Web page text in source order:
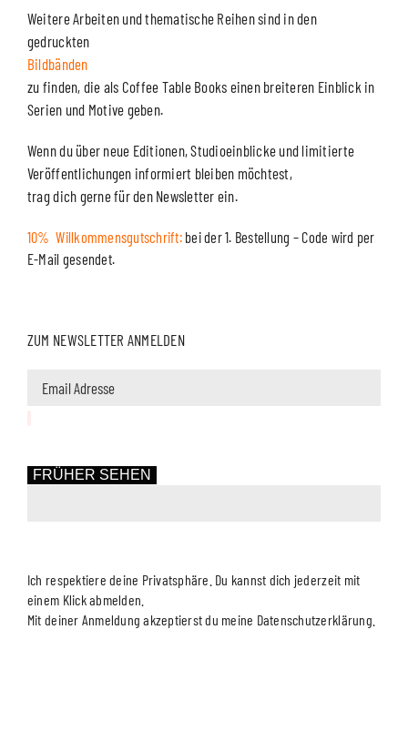
Weitere Arbeiten und thematische Reihen sind in den
gedruckten
Bildbänden
zu finden, die als Coffee Table Books einen breiteren Einblick in
Serien und Motive geben.
Wenn du über neue Editionen, Studioeinblicke und limitierte
Veröffentlichungen informiert bleiben möchtest,
trag dich gerne für den Newsletter ein.
10% Willkommensgutschrift:bei der 1. Bestellung – Code wird per
E-Mail gesendet.
ZUM NEWSLETTER ANMELDEN
FRÜHER SEHEN
Ich respektiere deine Privatsphäre. Du kannst dich jederzeit mit
einem Klick abmelden.
Mit deiner Anmeldung akzeptierst du meine Datenschutzerklärung.